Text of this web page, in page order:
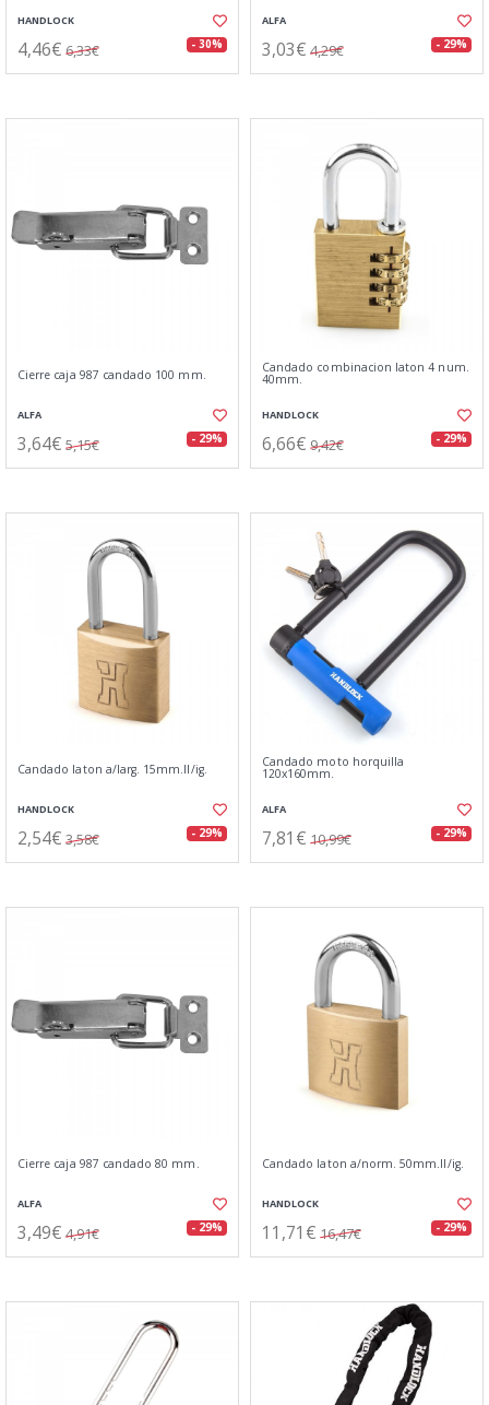
HANDLOCK
4,46€ 6,33€ - 30%
ALFA
3,03€ 4,29€ - 29%
Cierre caja 987 candado 100 mm.
ALFA
3,64€ 5,15€ - 29%
Candado combinacion laton 4 num.
40mm.
HANDLOCK
6,66€ 9,42€ - 29%
Candado laton a/larg. 15mm.ll/ig.
HANDLOCK
2,54€ 3,58€ - 29%
Candado moto horquilla
120x160mm.
ALFA
7,81€ 10,99€ - 29%
Cierre caja 987 candado 80 mm.
ALFA
3,49€ 4,91€ - 29%
Candado laton a/norm. 50mm.ll/ig.
HANDLOCK
11,71€ 16,47€ - 29%